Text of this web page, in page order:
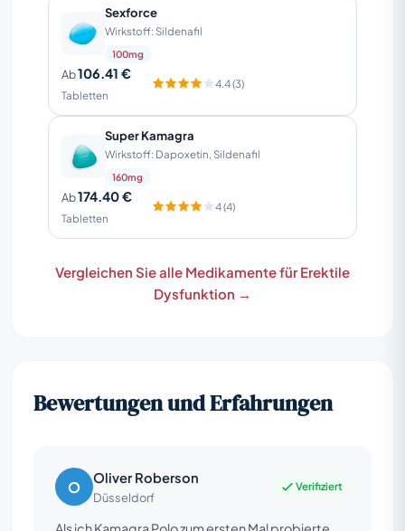
Sexforce
Wirkstoff: Sildenafil
100mg
Ab106.41 €
Tabletten
4.4 (3)
Super Kamagra
Wirkstoff: Dapoxetin, Sildenafil
160mg
Ab174.40 €
Tabletten
4 (4)
Vergleichen Sie alle Medikamente für Erektile
Dysfunktion →
Bewertungen und Erfahrungen
O Oliver Roberson
Düsseldorf
Verifiziert